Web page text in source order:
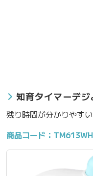
知育タイマーデジ
残り時間が分かりやす
商品コード：TM613WH